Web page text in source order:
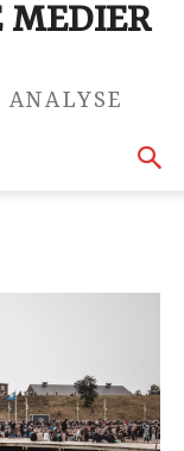
MEDIER